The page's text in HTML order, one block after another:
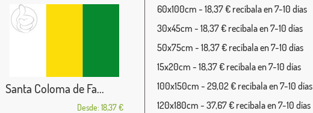
Santa Coloma de Fa...
Desde: 18,37 €
60x100cm - 18,37 € recíbala en 7-10 días
30x45cm - 18,37 € recíbala en 7-10 días
50x75cm - 18,37 € recíbala en 7-10 días
15x20cm - 18,37 € recíbala en 7-10 días
100x150cm - 29,02 € recíbala en 7-10 días
120x180cm - 37,67 € recíbala en 7-10 días